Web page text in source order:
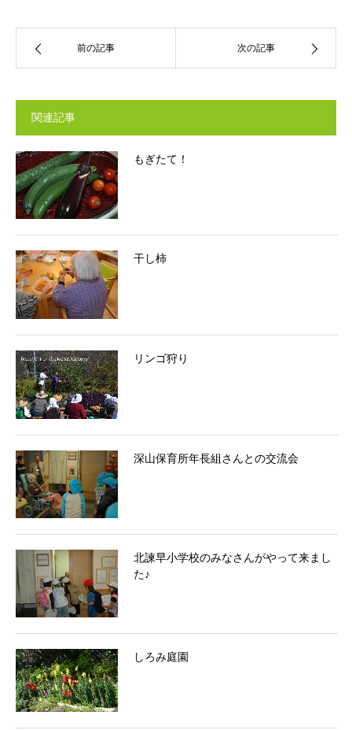
前の記事 次の記事
関連記事
もぎたて！
干し柿
リンゴ狩り
深山保育所年長組さんとの交流会
北諫早小学校のみなさんがやって来まし
た♪
しろみ庭園